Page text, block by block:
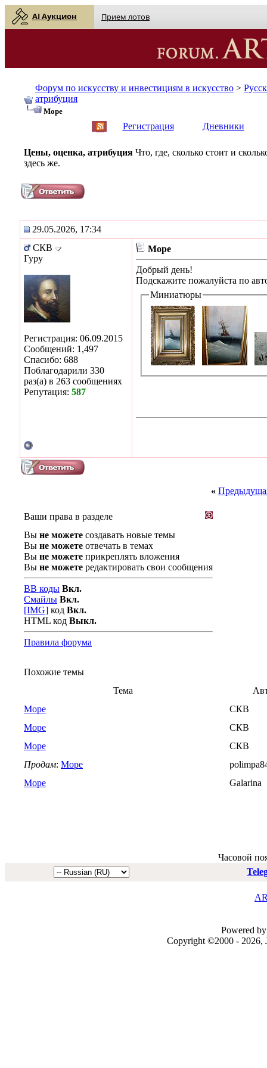
AI Аукцион Прием лотов
Форум по искусству и инвестициям в искусство >
атрибуция
Море
Регистрация Дневники
Цены, оценка, атрибуция Что, где, сколько стоит и
здесь же.
29.05.2026, 17:34
СКВ
Гуру
Регистрация: 06.09.2015
Сообщений: 1,497
Спасибо: 688
Поблагодарили 330
раз(а) в 263 сообщениях
Репутация: 587
Море
Добрый день!
Подскажите пожалуйста по
Миниатюры
«
Ваши права в разделе
Вы не можете создавать новые темы
Вы не можете отвечать в темах
Вы не можете прикреплять вложения
Вы не можете редактировать свои сообщения
BB коды Вкл.
Смайлы Вкл.
[IMG] код Вкл.
HTML код Выкл.
Правила форума
Похожие темы
Тема
Море
СКВ
Море
СКВ
Море
СКВ
Продам: Море
Море
Galarina
Часовой
Powered
Copyright ©2000 - 2026,